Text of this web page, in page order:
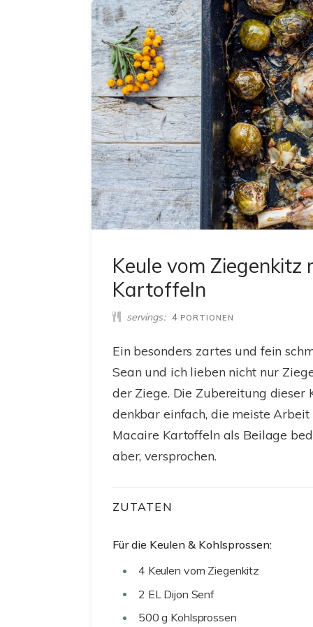
Keule vom
Kartoffeln
servings 4 PORTIONEN
Ein besonders zartes und fein
Sean und ich lieben nicht nur
der Ziege. Die Zubereitung dieser
denkbar einfach, die meiste
Macaire Kartoffeln als Beilage
aber, versprochen.
ZUTATEN
Für die Keulen & Kohlsprossen:
4 Keulen vom Ziegenkitz
2 EL Dijon Senf
500 g Kohlsprossen